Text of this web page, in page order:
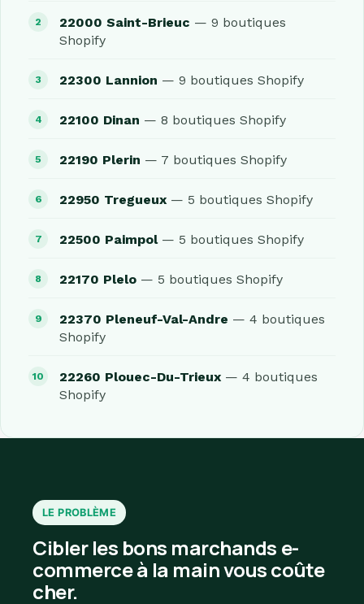
22000 Saint-Brieuc — 9 boutiques
Shopify
22300 Lannion — 9 boutiques Shopify
22100 Dinan — 8 boutiques Shopify
22190 Plerin — 7 boutiques Shopify
22950 Tregueux — 5 boutiques Shopify
22500 Paimpol— 5 boutiques Shopify
22170 Plelo — 5 boutiques Shopify
22370 Pleneuf-Val-Andre — 4 boutiques
Shopify
22260 Plouec-Du-Trieux — 4 boutiques
Shopify
LE PROBLÈME
Cibler les bons marchands e-
commerce à la main vous coûte
cher.